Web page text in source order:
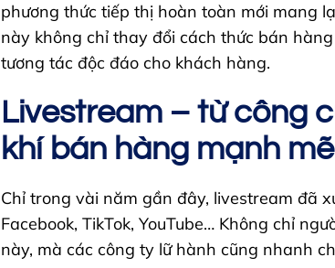
phương thức tiếp thị hoàn toàn mới mang
này không chỉ thay đổi cách thức bán
tương tác độc đáo cho khách hàng.
Livestream – từ công
khí bán hàng mạnh mẽ
Chỉ trong vài năm gần đây, livestream đã
Facebook, TikTok, YouTube… Không chỉ
này, mà các công ty lữ hành cũng nhanh